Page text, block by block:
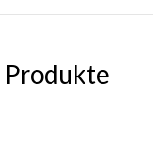
Produkte